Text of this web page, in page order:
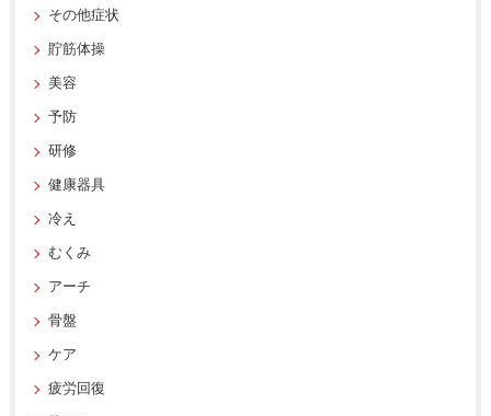
その他症状
貯筋体操
美容
予防
研修
健康器具
冷え
むくみ
アーチ
骨盤
ケア
疲労回復